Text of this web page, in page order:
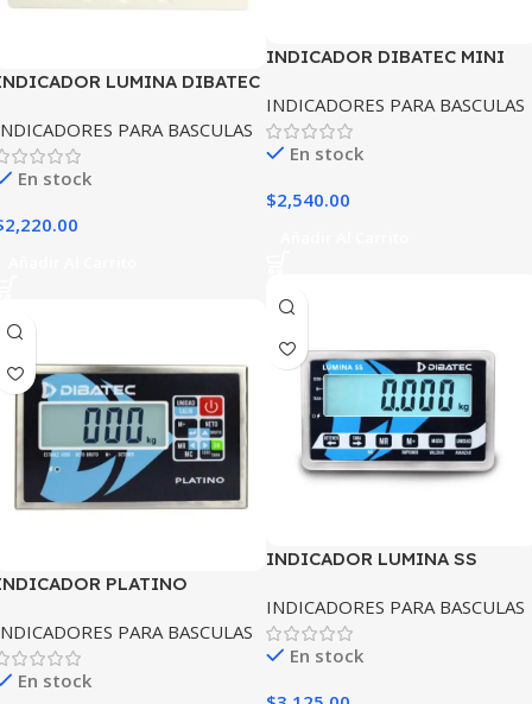
INDICADOR DIBATEC MINI
INDICADORES PARA BASCULAS
En stock
$2,540.00
LUMINA DIBATEC
PARA BASCULAS
En stock
2,220.00
INDICADOR LUMINA SS
INDICADORES PARA BASCULAS
En stock
PLATINO
PARA BASCULAS
En stock